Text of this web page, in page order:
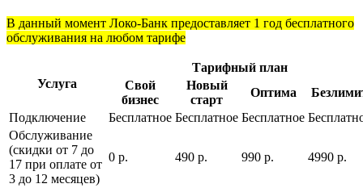
В данный момент Локо-Банк предоставляет 1 год бесплатного
обслуживания на любом тарифе
Услуга
Тарифный план
Свой
бизнес
Новый
старт
Оптима
Подключение
Бесплатное Бесплатное Бесплатное
Обслуживание
(скидки от 7 до
17 при оплате от
3 до 12 месяцев)
0 р. 490 р. 990 р. 4990 р.